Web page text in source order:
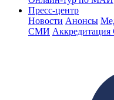
Пресс-центр
Новости Анонсы
СМИ